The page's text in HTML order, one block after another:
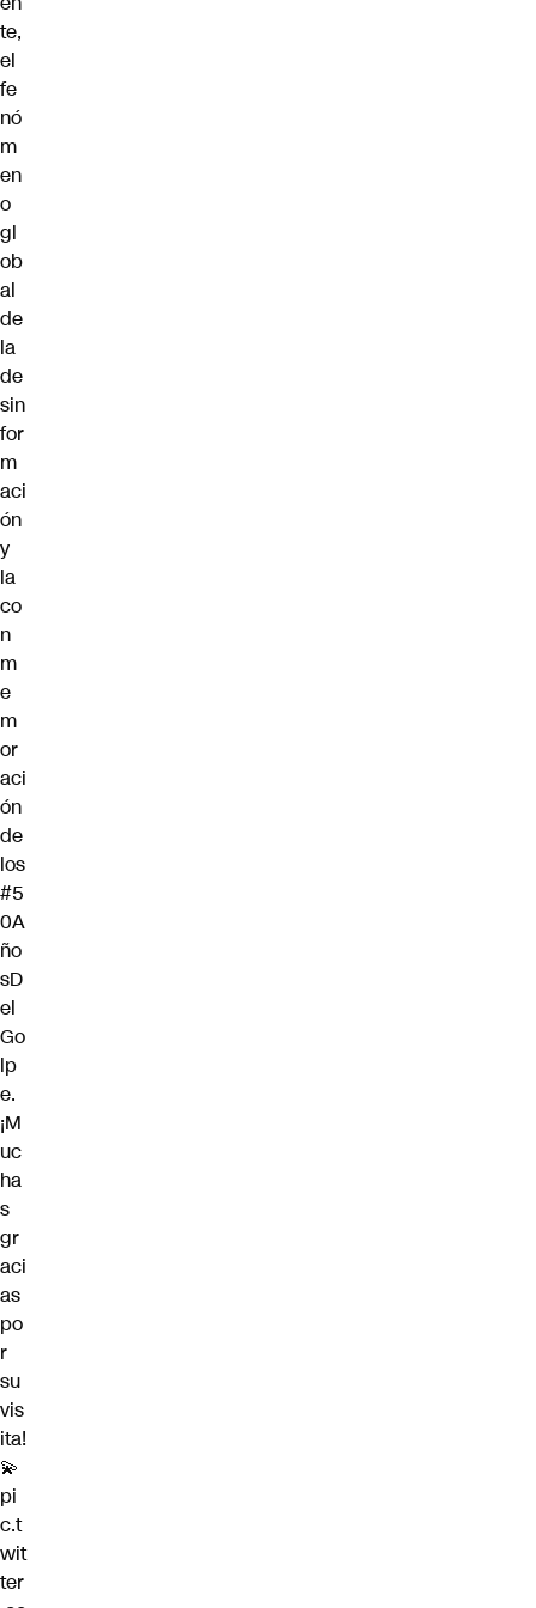
te,
el
fe
nó
m
en
o
gl
ob
al
de
la
de
sin
for
m
aci
ón
y
la
co
n
m
e
m
or
aci
ón
de
los
#5
0A
ño
sD
el
Go
lp
e.
¡M
uc
ha
s
gr
aci
as
po
r
su
vis
ita!
💫
pi
c.t
wit
ter